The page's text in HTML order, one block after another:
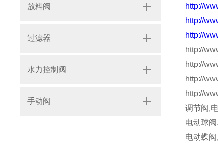
放料阀
过滤器
水力控制阀
手动阀
http://
http://
http://
http://
http://
http://
http://
调节阀,
电动球
电动蝶